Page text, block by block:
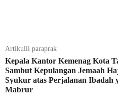
Artikulli paraprak
Kepala Kantor Kemenag Kota
Sambut Kepulangan Jemaah
Syukur atas Perjalanan Ibadah
Mabrur